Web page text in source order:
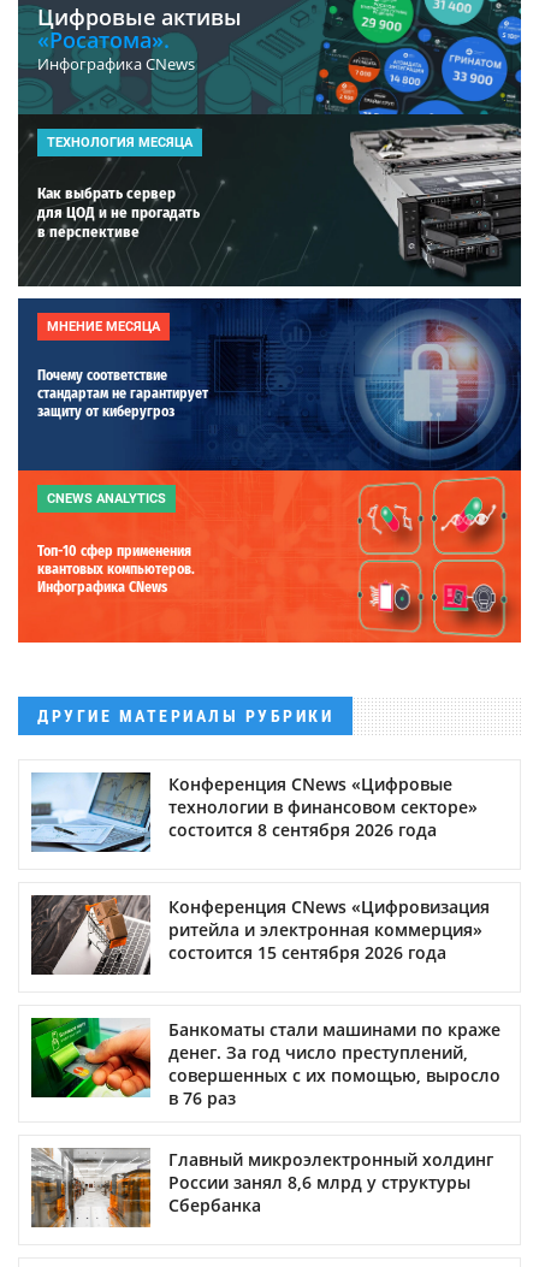
Цифровые активы
«Росатома».
Инфографика CNews
ТЕХНОЛОГИЯ МЕСЯЦА
Как выбрать сервер
для ЦОД и не прогадать
в перспективе
МНЕНИЕ МЕСЯЦА
Почему соответствие
стандартам не гарантирует
защиту от киберугроз
CNEWS ANALYTICS
Топ-10 сфер применения
квантовых компьютеров.
Инфографика CNews
ДРУГИЕ МАТЕРИАЛЫ РУБРИКИ
Конференция CNews «Цифровые
технологии в финансовом секторе»
состоится 8 сентября 2026 года
Конференция CNews «Цифровизация
ритейла и электронная коммерция»
состоится 15 сентября 2026 года
Банкоматы стали машинами по краже
денег. За год число преступлений,
совершенных с их помощью, выросло
в 76 раз
Главный микроэлектронный холдинг
России занял 8,6 млрд у структуры
Сбербанка